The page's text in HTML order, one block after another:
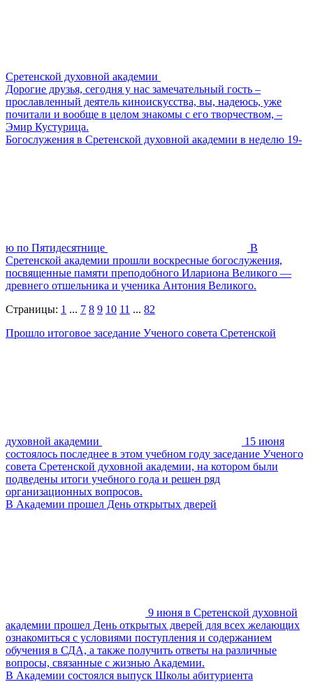
Сретенской духовной академии
Дорогие друзья, сегодня у нас замечательный гость –
прославленный деятель киноискусства, вы, надеюсь, уже
почитали и вообще в целом знакомы с его творчеством, –
Эмир Кустурица.
Богослужения в Сретенской духовной академии в неделю 19-
ю по Пятидесятнице
В
Сретенской академии прошли воскресные богослужения,
посвященные памяти преподобного Илариона Великого —
древнего отшельника и ученика Антония Великого.
Страницы: 1 ... 7 8 9 10 11 ... 82
Прошло итоговое заседание Ученого совета Сретенской
духовной академии
15 июня
состоялось последнее в этом учебном году заседание Ученого
совета Сретенской духовной академии, на котором были
подведены итоги учебного года и решен ряд
организационных вопросов.
В Академии прошел День открытых дверей
9 июня в Сретенской духовной
академии прошел День открытых дверей для всех желающих
ознакомиться с условиями поступления и содержанием
обучения в СДА, а также получить ответы на различные
вопросы, связанные с жизнью Академии.
В Академии состоялся выпуск Школы абитуриента